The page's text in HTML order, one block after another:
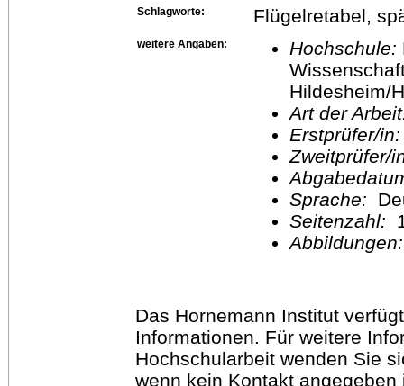
Schlagworte: Flügelretabel,
weitere Angaben: Hochschule:
Hildesheim/
Art der
Erstprüfer/
Sprache:
Seitenzahl:
Das Hornemann Institut
Informationen. Für weitere
Hochschularbeit wenden Sie
wenn kein Kontakt